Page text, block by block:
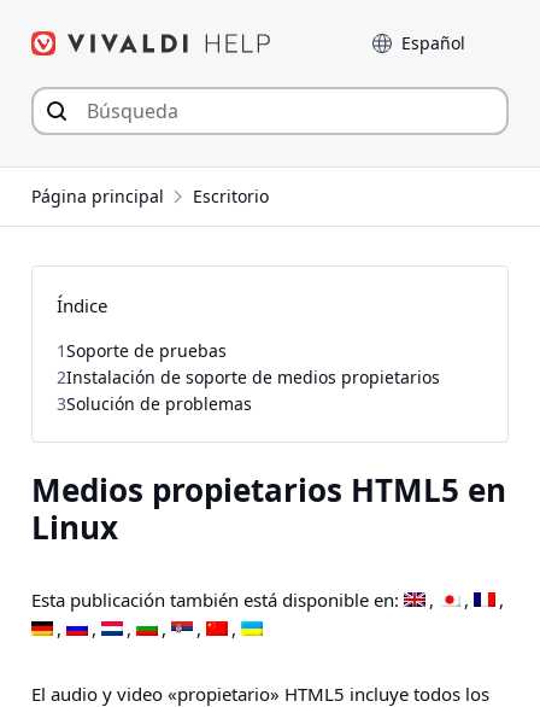
Language
Página principal Escritorio
Medios propietarios HTML5 en
Linux
Esta publicación también está disponible en:
El audio y video «propietario» HTML5 incluye todos los
Índice
1Soporte de pruebas
2Instalación de soporte de medios propietarios
3Solución de problemas